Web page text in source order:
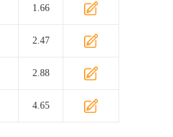
1.66
2.47
2.88
4.65